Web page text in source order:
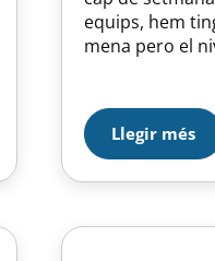
equips, hem
mena pero el
fases ben
baixades que
nostre equip
regularitat
Llegir més